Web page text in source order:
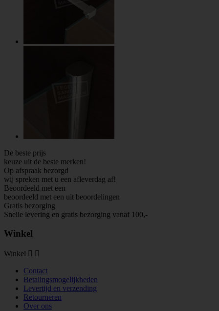
De beste prijs
keuze uit de beste merken!
Op afspraak bezorgd
wij spreken met u een afleverdag af!
Beoordeeld met een
beoordeeld met een uit beoordelingen
Gratis bezorging
Snelle levering en gratis bezorging vanaf 100,-
Winkel
Winkel  
Contact
Betalingsmogelijkheden
Levertijd en verzending
Retourneren
Over ons